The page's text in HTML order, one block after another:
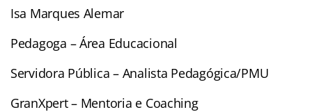
Isa Marques Alemar
Pedagoga – Área Educacional
Servidora Pública – Analista Pedagógica/PMU
GranXpert – Mentoria e Coaching